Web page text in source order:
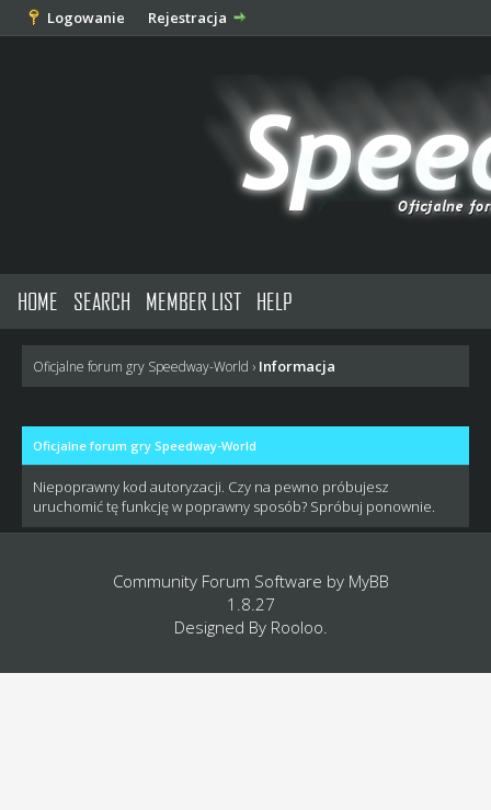
Logowanie Rejestracja
HOME SEARCH MEMBER LIST HELP
Oficjalne forum gry Speedway-World › Informacja
Oficjalne forum gry Speedway-World
Niepoprawny kod autoryzacji. Czy na pewno próbujesz
uruchomić tę funkcję w poprawny sposób? Spróbuj ponownie.
Community Forum Software by MyBB
1.8.27
Designed By Rooloo.